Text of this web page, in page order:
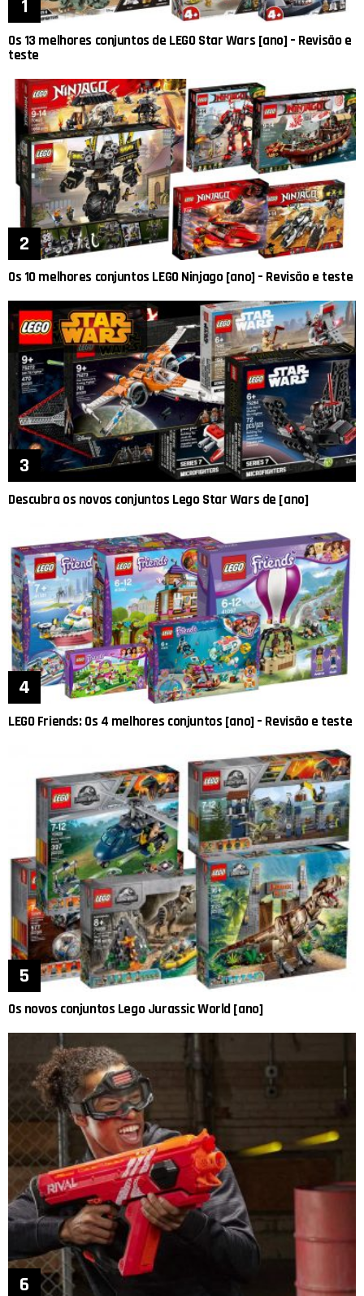
Os 13 melhores conjuntos de LEGO Star Wars [ano] – Revisão e
teste
Os 10 melhores conjuntos LEGO Ninjago [ano] – Revisão e teste
Descubra os novos conjuntos Lego Star Wars de [ano]
LEGO Friends: Os 4 melhores conjuntos [ano] – Revisão e teste
Os novos conjuntos Lego Jurassic World [ano]